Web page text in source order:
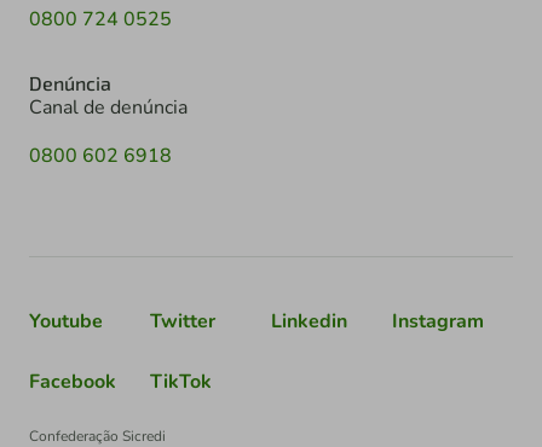
0800 724 0525
Denúncia
Canal de denúncia
0800 602 6918
Youtube Twitter Linkedin Instagram
Facebook TikTok
Confederação Sicredi